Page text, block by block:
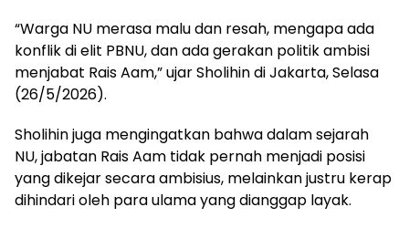
“Warga NU merasa malu dan resah, mengapa ada
konflik di elit PBNU, dan ada gerakan politik ambisi
menjabat Rais Aam,” ujar Sholihin di Jakarta, Selasa
(26/5/2026).
Sholihin juga mengingatkan bahwa dalam sejarah
NU, jabatan Rais Aam tidak pernah menjadi posisi
yang dikejar secara ambisius, melainkan justru kerap
dihindari oleh para ulama yang dianggap layak.